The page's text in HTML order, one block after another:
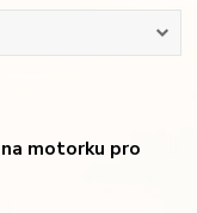
motorku pro